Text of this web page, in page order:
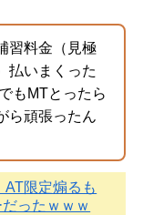
習料金（見極
払いまくった
もMTとったら
ら頑張ったん
AT限定煽るも
ったｗｗｗ